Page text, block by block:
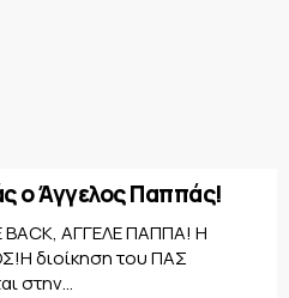
ο Άγγελος Παππάς!
BACK, ΑΓΓΕΛΕ ΠΑΠΠΑ! Η
διοίκηση του ΠΑΣ
στην...